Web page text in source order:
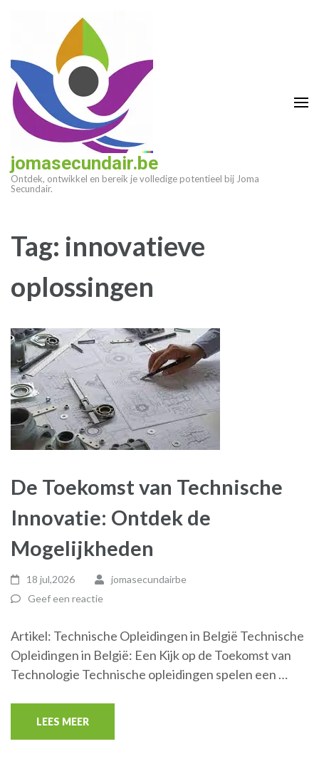
(druk
enter)
jomasecundair.be
Ontdek, ontwikkel en bereik je volledige potentieel bij Joma
Secundair.
Tag: innovatieve
oplossingen
De Toekomst van Technische
Innovatie: Ontdek de
Mogelijkheden
18 jul,2026
jomasecundairbe
Geef een reactie
Artikel: Technische Opleidingen in België Technische
Opleidingen in België: Een Kijk op de Toekomst van
Technologie Technische opleidingen spelen een …
LEES MEER